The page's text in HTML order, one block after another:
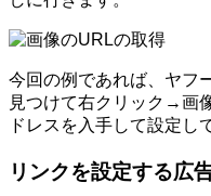
今回の例であれば、ヤフ
見つけて右クリック→画
ドレスを入手して設定し
リンクを設定する広